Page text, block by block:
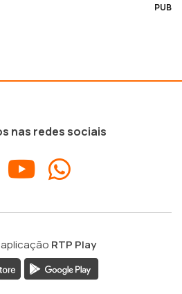
PUB
nas redes sociais
RTP Play